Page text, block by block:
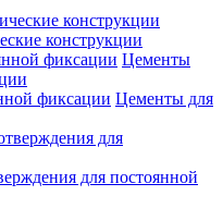
конструкции
Цементы
Цементы для
для постоянной